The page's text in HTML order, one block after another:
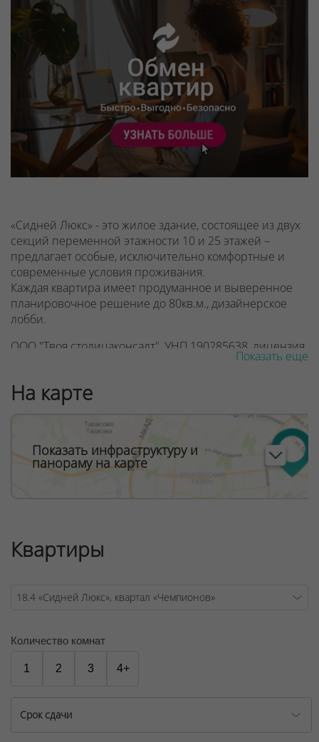
«Сидней Люкс» - это жилое здание, состоящее из двух
секций переменной этажности 10 и 25 этажей –
предлагает особые, исключительно комфортные и
современные условия проживания.
Каждая квартира имеет продуманное и выверенное
планировочное решение до 80кв.м., дизайнерское
лобби.
ООО "Твоя столицаконсалт", УНП 190285638, лицензия
Договор на оказание риэлтерских услуг № 447/6, от
04.09.2025
Показать еще
На карте
Показать инфраструктуру и
панораму на карте
Квартиры
Количество комнат
1 2 3 4+
Срок сдачи